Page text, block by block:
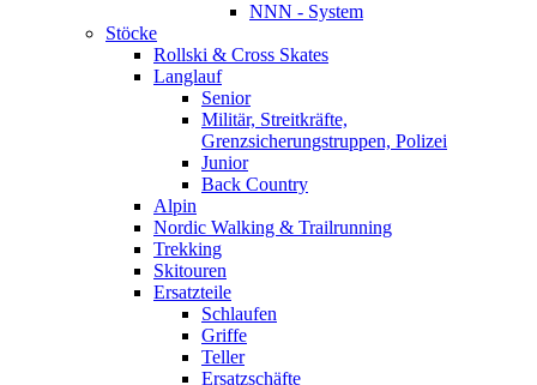
NNN - System
Stöcke
Rollski & Cross Skates
Langlauf
Senior
Militär, Streitkräfte,
Grenzsicherungstruppen, Polizei
Junior
Back Country
Alpin
Nordic Walking & Trailrunning
Trekking
Skitouren
Ersatzteile
Schlaufen
Griffe
Teller
Ersatzschäfte